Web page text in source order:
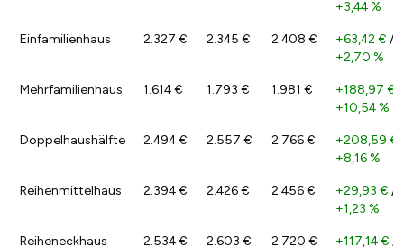
+3,44 %
Einfamilienhaus 2.327 € 2.345 € 2.408 € +63,42 € /
+2,70 %
Mehrfamilienhaus 1.614 € 1.793 € 1.981 € +188,97 €
+10,54 %
Doppelhaushälfte 2.494 € 2.557 € 2.766 € +208,59 €
+8,16 %
Reihenmittelhaus 2.394 € 2.426 € 2.456 € +29,93 € /
+1,23 %
Reiheneckhaus 2.534 € 2.603 € 2.720 € +117,14 € /